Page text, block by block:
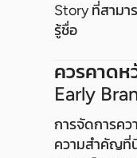
Story ที่สามา
รู้ชื่อ
ควรคาดห
Early
การจัดการค
ความสำคัญที่